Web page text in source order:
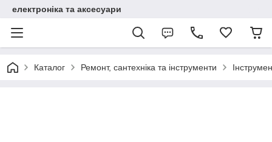
електроніка та аксесуари
Каталог Ремонт, сантехніка та інструменти